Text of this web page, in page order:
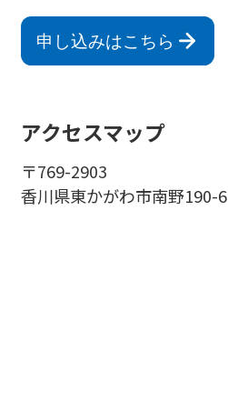
申し込みはこちら
アクセスマップ
〒769-2903
香川県東かがわ市南野190-6